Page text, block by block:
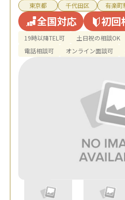
東京都 千代田区 有楽町
全国対応 初回
19時以降TEL可 土日祝の相談OK
電話相談可
オンライン面談可